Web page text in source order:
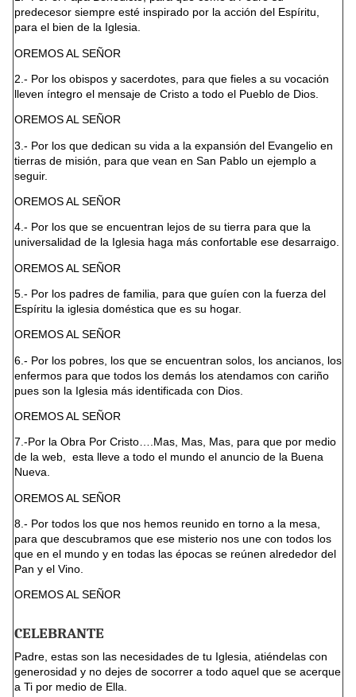
predecesor siempre esté inspirado por la acción del Espíritu,
para el bien de la Iglesia.
OREMOS AL SEÑOR
2.- Por los obispos y sacerdotes, para que fieles a su vocación
lleven íntegro el mensaje de Cristo a todo el Pueblo de Dios.
OREMOS AL SEÑOR
3.- Por los que dedican su vida a la expansión del Evangelio en
tierras de misión, para que vean en San Pablo un ejemplo a
seguir.
OREMOS AL SEÑOR
4.- Por los que se encuentran lejos de su tierra para que la
universalidad de la Iglesia haga más confortable ese desarraigo.
OREMOS AL SEÑOR
5.- Por los padres de familia, para que guíen con la fuerza del
Espíritu la iglesia doméstica que es su hogar.
OREMOS AL SEÑOR
6.- Por los pobres, los que se encuentran solos, los ancianos, los
enfermos para que todos los demás los atendamos con cariño
pues son la Iglesia más identificada con Dios.
OREMOS AL SEÑOR
7.-Por la Obra Por Cristo….Mas, Mas, Mas, para que por medio
de la web, esta lleve a todo el mundo el anuncio de la Buena
Nueva.
OREMOS AL SEÑOR
8.- Por todos los que nos hemos reunido en torno a la mesa,
para que descubramos que ese misterio nos une con todos los
que en el mundo y en todas las épocas se reúnen alrededor del
Pan y el Vino.
OREMOS AL SEÑOR
CELEBRANTE
Padre, estas son las necesidades de tu Iglesia, atiéndelas con
generosidad y no dejes de socorrer a todo aquel que se acerque
a Ti por medio de Ella.